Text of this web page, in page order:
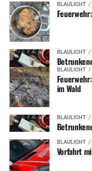
BLAULICHT
BLAULICHT
BLAULICHT
im Wald
BLAULICHT
BLAULICHT
Vorfahrt